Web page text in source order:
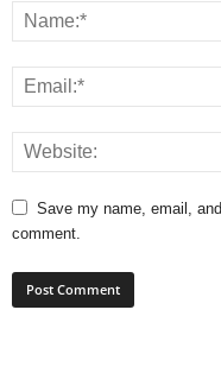
Save my name, email,
comment.